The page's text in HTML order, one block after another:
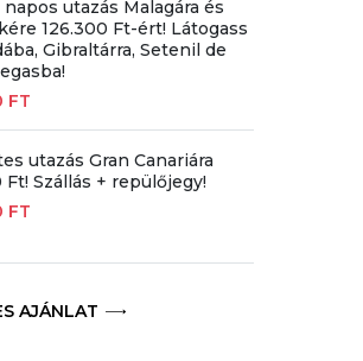
utazás Malagára és
126.300 Ft-ért! Látogass
Gibraltárra, Setenil de
FT
utazás Gran Canariára
Ft! Szállás + repülőjegy!
FT
AJÁNLAT